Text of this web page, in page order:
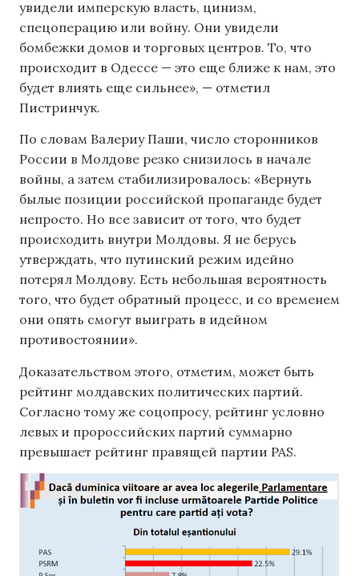
увидели имперскую власть, цинизм,
спецоперацию или войну. Они увидели
бомбежки домов и торговых центров. То, что
происходит в Одессе — это еще ближе к нам, это
будет влиять еще сильнее», — отметил
Пистринчук.
По словам Валериу Паши, число сторонников
России в Молдове резко снизилось в начале
войны, а затем стабилизировалось: «Вернуть
былые позиции российской пропаганде будет
непросто. Но все зависит от того, что будет
происходить внутри Молдовы. Я не берусь
утверждать, что путинский режим идейно
потерял Молдову. Есть небольшая вероятность
того, что будет обратный процесс, и со временем
они опять смогут выиграть в идейном
противостоянии».
Доказательством этого, отметим, может быть
рейтинг молдавских политических партий.
Согласно тому же соцопросу, рейтинг условно
левых и пророссийских партий суммарно
превышает рейтинг правящей партии PAS.